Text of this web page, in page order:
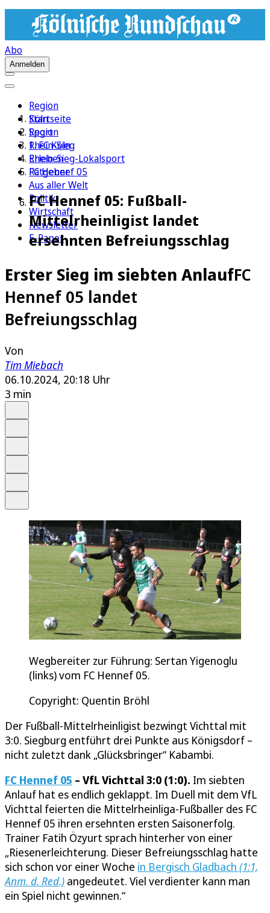
Abo
Anmelden
Region
Köln
Sport
1. FC Köln
Erleben
Ratgeber
Aus aller Welt
Politik
Wirtschaft
Newsletter
E-Paper
Startseite
Region
Rhein-Sieg
Rhein-Sieg-Lokalsport
FC Hennef 05
FC Hennef 05: Fußball-
Mittelrheinligist landet
ersehnten Befreiungsschlag
Erster Sieg im siebten AnlaufFC
Hennef 05 landet
Befreiungsschlag
Von
Tim Miebach
06.10.2024, 20:18 Uhr
3 min
Wegbereiter zur Führung: Sertan Yigenoglu
(links) vom FC Hennef 05.
Copyright: Quentin Bröhl
Der Fußball-Mittelrheinligist bezwingt Vichttal mit
3:0. Siegburg entführt drei Punkte aus Königsdorf –
nicht zuletzt dank „Glücksbringer“ Kabambi.
FC Hennef 05 – VfL Vichttal 3:0 (1:0). Im siebten
Anlauf hat es endlich geklappt. Im Duell mit dem VfL
Vichttal feierten die Mittelrheinliga-Fußballer des FC
Hennef 05 ihren ersehnten ersten Saisonerfolg.
Trainer Fatih Özyurt sprach hinterher von einer
„Riesenerleichterung. Dieser Befreiungsschlag hatte
sich schon vor einer Woche in Bergisch Gladbach (1:1,
Anm. d. Red.) angedeutet. Viel verdienter kann man
ein Spiel nicht gewinnen.“